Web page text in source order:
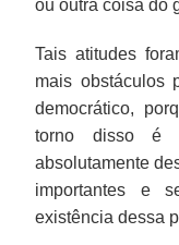
ou outra coisa do
Tais atitudes
mais obstáculos
democrático,
torno disso é
absolutamente
importantes e
existência dessa